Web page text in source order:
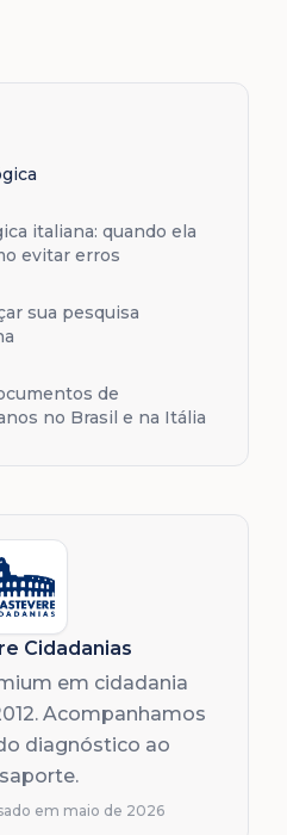
italiana: quando ela
evitar erros
sua pesquisa
de
no Brasil e na Itália
Cidadanias
em cidadania
Acompanhamos
diagnóstico ao
em maio de 2026